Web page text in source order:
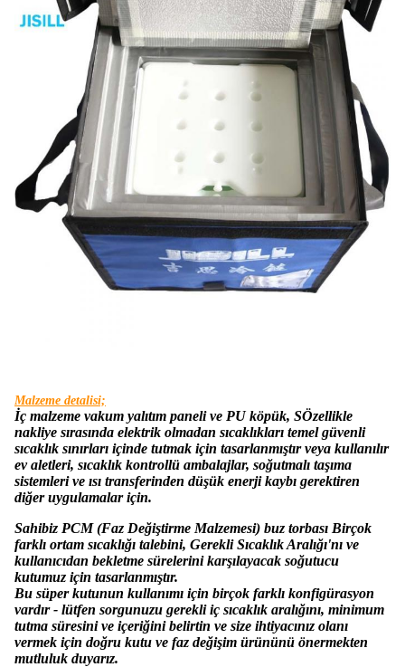
Malzeme detalisi;
İç malzeme vakum yalıtım paneli ve PU köpük, SÖzellikle
nakliye sırasında elektrik olmadan sıcaklıkları temel güvenli
sıcaklık sınırları içinde tutmak için tasarlanmıştır veya kullanılır
ev aletleri, sıcaklık kontrollü ambalajlar, soğutmalı taşıma
sistemleri ve ısı transferinden düşük enerji kaybı gerektiren
diğer uygulamalar için.
Sahibiz PCM (Faz Değiştirme Malzemesi) buz torbası Birçok
farklı ortam sıcaklığı talebini, Gerekli Sıcaklık Aralığı'nı ve
kullanıcıdan bekletme sürelerini karşılayacak soğutucu
kutumuz için tasarlanmıştır.
Bu süper kutunun kullanımı için birçok farklı konfigürasyon
vardır - lütfen sorgunuzu gerekli iç sıcaklık aralığını, minimum
tutma süresini ve içeriğini belirtin ve size ihtiyacınız olanı
vermek için doğru kutu ve faz değişim ürününü önermekten
mutluluk duyarız.